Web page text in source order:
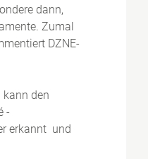
dann,
Zumal
DZNE-
kann den
-
erkannt und